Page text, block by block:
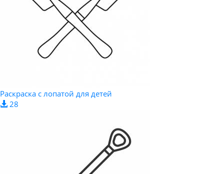
Раскраска с лопатой для детей
28